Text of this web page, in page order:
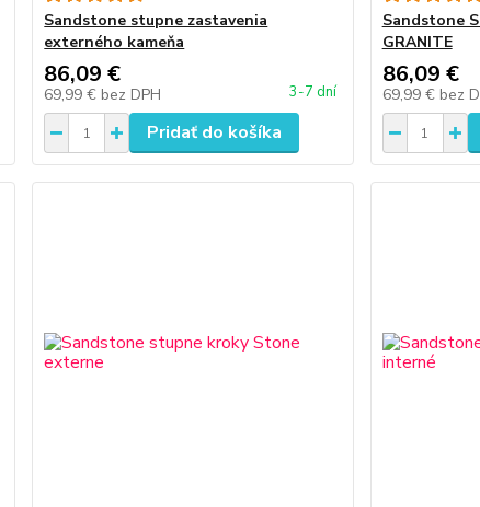
Sandstone stupne zastavenia
externého kameňa
86,09 €
69,99 € bez DPH 3-7 dní
Pridať do košíka
Sandstone
GRANITE
86,09 €
69,99 € bez